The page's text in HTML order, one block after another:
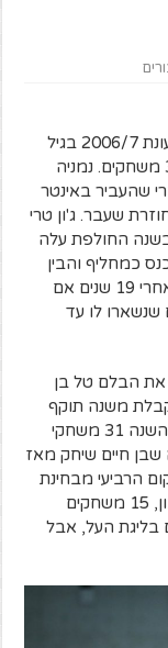
אלסנדרו קוסטקורטה פרש מכדורגל בסיום עונת 2006/7 בגיל
41. בעונתו האחרונה במילאן שיחק בסה"כ 3 משחקים. נמניה
בקיץ שעבר מכדורגל בגיל 34 אחרי שהעביר באינטר
שעבר. ג'ון טרי
19 שנים אחרי שבשנה החולפת עלה
שב-3 מתוכם נכנס כמחליף והבין
שאין לו ברירה אלא לעזוב את אהבת נעוריו אחרי 19 שנים אם
שנשארו לו עד
הבלם טל בן
משנה תוקף
כשרואים את הדוגמאות הללו. בן חיים שיחק השנה 31 משחקי
חיים שיחק מאז
הרביעי מבחינת
כמות המשחקים ששיחק בליגה המקומית. נכון, 15 משחקים
לכמות של 31 משחקים בליגת העל, אבל